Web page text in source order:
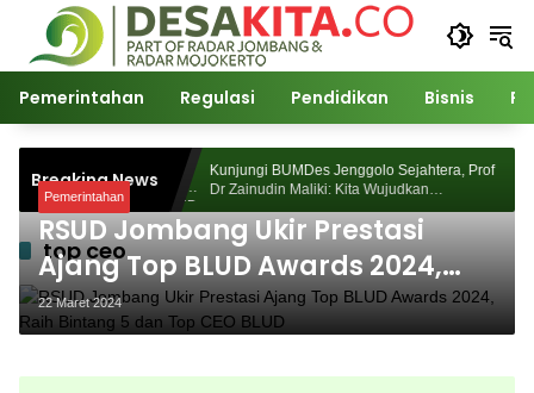
Langsung
konten
Pemerintahan Regulasi Pendidikan Bisnis
Breaking News
Akademik
Kunjungi BUMDes Jenggolo Sejahtera, Prof
Dr Zainudin Maliki: Kita Wujudkan
Kemandirian Ekonomi dengan Potensi Desa
top ceo
Pemerintahan
RSUD Jombang Ukir Prestasi
Ajang Top BLUD Awards 2024,
Raih Bintang 5 dan Top CEO BLUD
22 Maret 2024